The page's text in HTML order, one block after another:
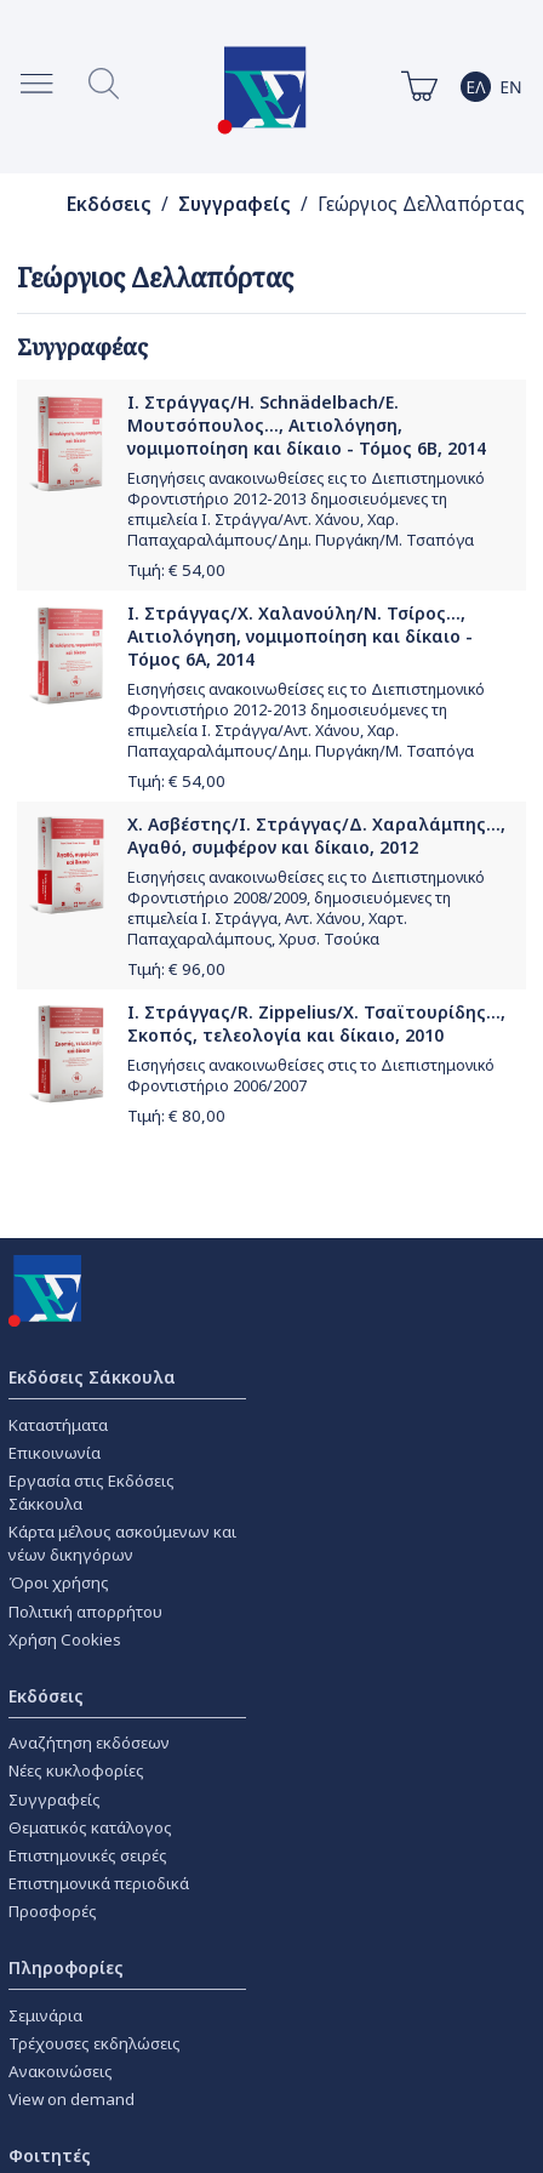
Εκδόσεις / Συγγραφείς / Γεώργιος Δελλαπόρτας
Γεώργιος Δελλαπόρτας
Συγγραφέας
Ι. Στράγγας/H. Schnädelbach/Ε.
Μουτσόπουλος..., Αιτιολόγηση,
νομιμοποίηση και δίκαιο - Τόμος 6Β, 2014
Εισηγήσεις ανακοινωθείσες εις το Διεπιστημονικό
Φροντιστήριο 2012-2013 δημοσιευόμενες τη
επιμελεία Ι. Στράγγα/Αντ. Χάνου, Χαρ.
Παπαχαραλάμπους/Δημ. Πυργάκη/Μ. Τσαπόγα
Τιμή: € 54,00
Ι. Στράγγας/Χ. Χαλανούλη/Ν. Τσίρος...,
Αιτιολόγηση, νομιμοποίηση και δίκαιο -
Τόμος 6Α, 2014
Εισηγήσεις ανακοινωθείσες εις το Διεπιστημονικό
Φροντιστήριο 2012-2013 δημοσιευόμενες τη
επιμελεία Ι. Στράγγα/Αντ. Χάνου, Χαρ.
Παπαχαραλάμπους/Δημ. Πυργάκη/Μ. Τσαπόγα
Τιμή: € 54,00
Χ. Ασβέστης/Ι. Στράγγας/Δ. Χαραλάμπης...,
Αγαθό, συμφέρον και δίκαιο, 2012
Εισηγήσεις ανακοινωθείσες εις το Διεπιστημονικό
Φροντιστήριο 2008/2009, δημοσιευόμενες τη
επιμελεία Ι. Στράγγα, Αντ. Χάνου, Χαρτ.
Παπαχαραλάμπους, Χρυσ. Τσούκα
Τιμή: € 96,00
Ι. Στράγγας/R. Zippelius/Χ. Τσαϊτουρίδης...,
Σκοπός, τελεολογία και δίκαιο, 2010
Εισηγήσεις ανακοινωθείσες στις το Διεπιστημονικό
Φροντιστήριο 2006/2007
Τιμή: € 80,00
Εκδόσεις Σάκκουλα
Καταστήματα
Επικοινωνία
Εργασία στις Εκδόσεις
Σάκκουλα
Κάρτα μέλους ασκούμενων και
νέων δικηγόρων
Όροι χρήσης
Πολιτική απορρήτου
Χρήση Cookies
Εκδόσεις
Αναζήτηση εκδόσεων
Νέες κυκλοφορίες
Συγγραφείς
Θεματικός κατάλογος
Επιστημονικές σειρές
Επιστημονικά περιοδικά
Προσφορές
Πληροφορίες
Σεμινάρια
Τρέχουσες εκδηλώσεις
Ανακοινώσεις
View on demand
Φοιτητές